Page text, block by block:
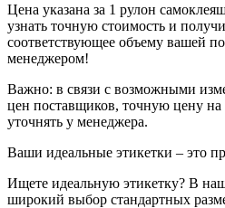
Цена указана за 1 рулон
узнать точную стоимость и
соответствующее объему вашей
менеджером!
Важно: в связи с возможными
цен поставщиков, точную цену
уточнять у менеджера.
Ваши идеальные этикетки – это
Ищете идеальную этикетку? В
широкий выбор стандартных